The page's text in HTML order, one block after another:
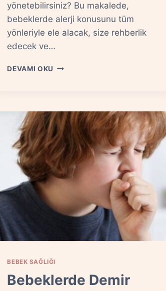
yönetebilirsiniz? Bu makalede,
bebeklerde alerji konusunu tüm
yönleriyle ele alacak, size rehberlik
edecek ve…
DEVAMI OKU BEBEKLERDE
YÖNETILIR?
BEBEK SAĞLIĞI
Bebeklerde Demir